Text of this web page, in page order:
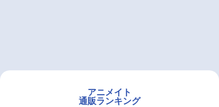
アニメイト
通販ランキング